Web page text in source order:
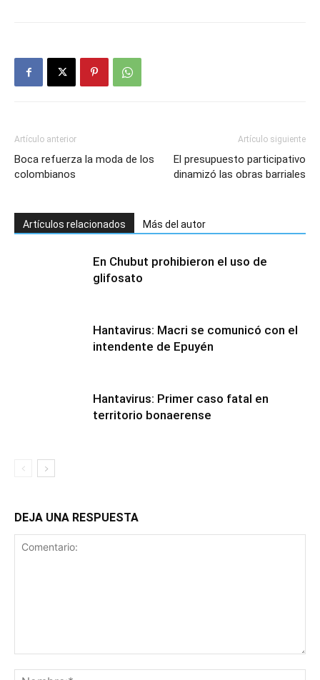
Artículo anterior
Boca refuerza la moda de los
colombianos
Artículo siguiente
El presupuesto participativo
dinamizó las obras barriales
Artículos relacionados Más del autor
En Chubut prohibieron el uso de
glifosato
Hantavirus: Macri se comunicó con el
intendente de Epuyén
Hantavirus: Primer caso fatal en
territorio bonaerense
DEJA UNA RESPUESTA